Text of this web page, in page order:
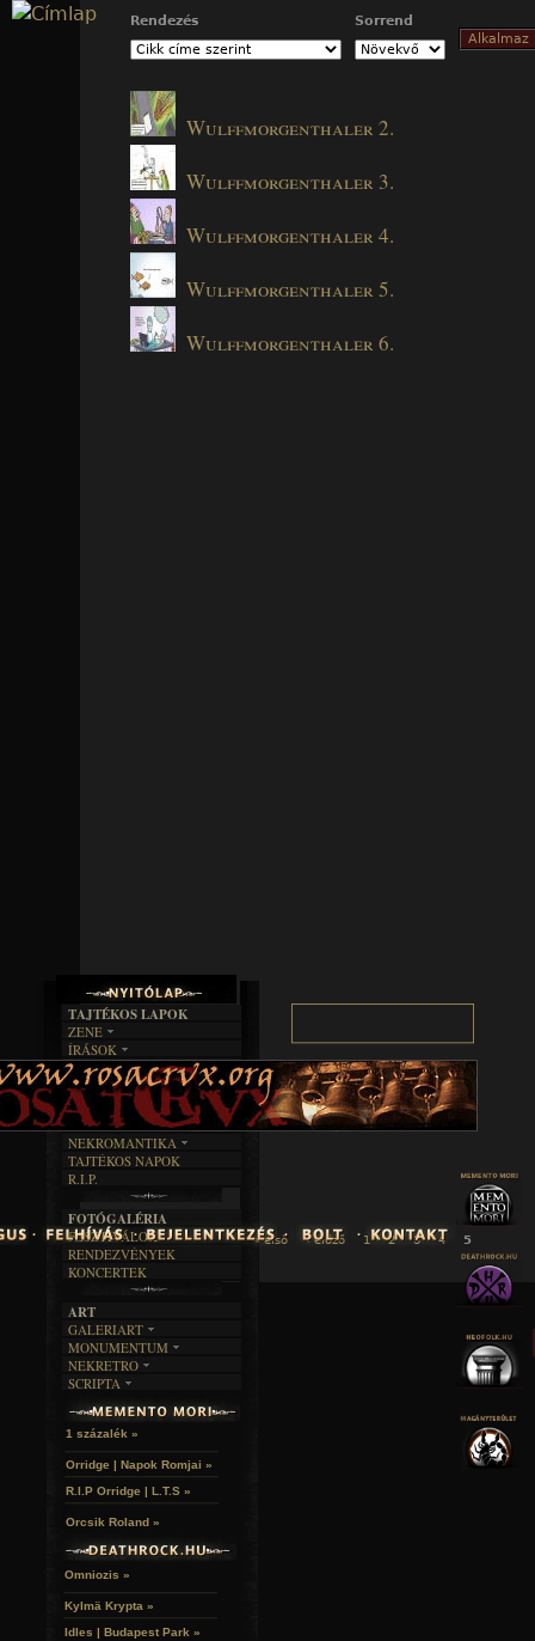
Jump to navigation
Rendezés Sorrend
Wulffmorgenthaler 2.
Wulffmorgenthaler 3.
Wulffmorgenthaler 4.
Wulffmorgenthaler 5.
Wulffmorgenthaler 6.
« első ‹ előző 1 2 3 4 5
TAJTÉKOS LAPOK
ZENE
EGYÜTTESEK
INTERJÚK
FORDÍTÁSOK
DALSZÖVEGEK
ÍRÁSOK
IRODALOM
FILM
MŰVÉSZET
ÍRÁSTÖRTÉNET
BOSZORKÁNYKONYHA
FEKETE HUMOR
KÉPES
SZÖVEGES
RENDEZVÉNYEK
NEKROMANTIKA
AKTUÁLIS
A MÚLT
TAJTÉKOS NAPOK
R.I.P.
FOTÓGALÉRIA
FESZTIVÁLOK
RENDEZVÉNYEK
KONCERTEK
ART
GALERIART
ARTGALERI
KÉPREGÉNYEK
LAKÁSKULTS
MONUMENTUM
TEMETŐK
TEMPLOMOK
VÁRAK
HELYEK
NEKRETRO
SZUBKULT
FEKETE LYUK
RELIKVIÁK
SCRIPTA
NOVELLÁK
VERSEK
1 százalék »
Orridge | Napok Romjai »
R.I.P Orridge | L.T.S »
Orcsik Roland »
Omniozis »
Kylmä Krypta »
Idles | Budapest Park »